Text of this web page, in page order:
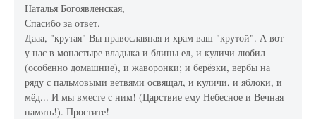
Наталья Богоявленская,
Спасибо за ответ.
Дааа, "крутая" Вы православная и храм ваш "крутой". А вот
у нас в монастыре владыка и блины ел, и куличи любил
(особенно домашние), и жаворонки; и берёзки, вербы на
ряду с пальмовыми ветвями освящал, и куличи, и яблоки, и
мёд... И мы вместе с ним! (Царствие ему Небесное и Вечная
память!). Простите!